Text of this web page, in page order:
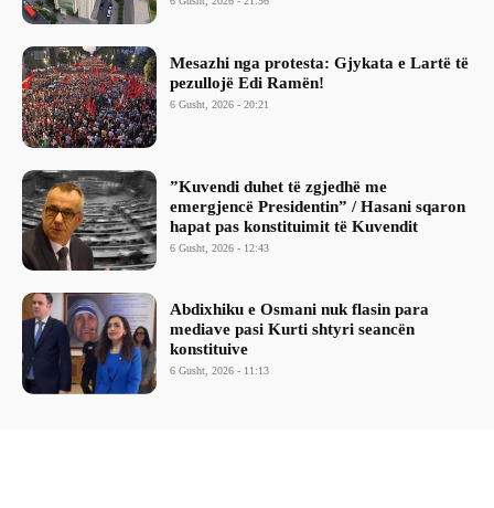
Mesazhi nga protesta: Gjykata e Lartë të
pezullojë Edi Ramën!
6 Gusht, 2026 - 20:21
​”Kuvendi duhet të zgjedhë me
emergjencë Presidentin” / Hasani sqaron
hapat pas konstituimit të Kuvendit
6 Gusht, 2026 - 12:43
Abdixhiku e Osmani nuk flasin para
mediave pasi Kurti shtyri seancën
konstituive
6 Gusht, 2026 - 11:13